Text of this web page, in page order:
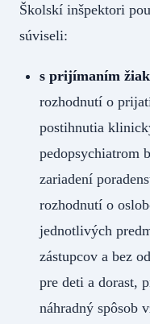
Školskí inšpektori
súviseli:
s prijímaním
rozhodnutí o
postihnutia
pedopsychiatrom
zariadení
rozhodnutí o
jednotlivých
zástupcov a bez
pre deti a dorast,
náhradný spôsob